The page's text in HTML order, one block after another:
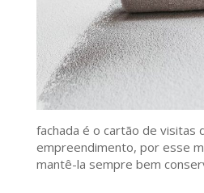
fachada é o cartão de visitas
empreendimento, por esse
mantê-la sempre bem